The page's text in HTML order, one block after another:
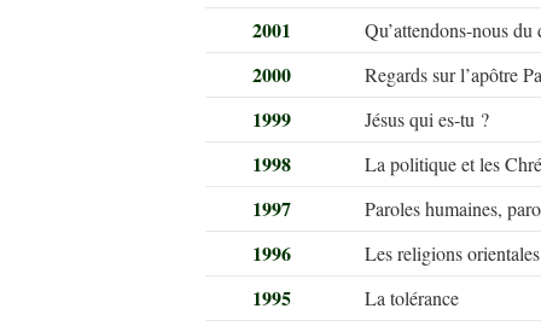
2001 Qu’attendons-nous
2000 Regards sur l’apôtre
1999 Jésus qui es-tu ?
1998 La politique et les
1997 Paroles humaines,
1996 Les religions orientales
1995 La tolérance